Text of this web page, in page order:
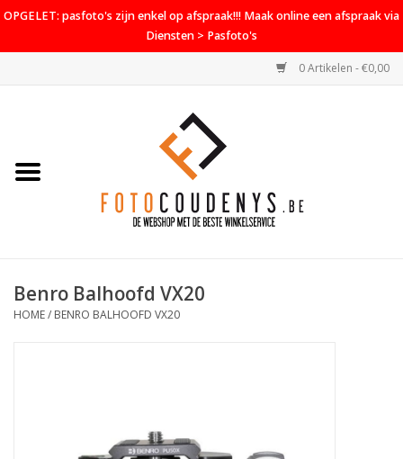
OPGELET: pasfoto's zijn enkel op afspraak!!! Maak online een afspraak via
Diensten > Pasfoto's
0 Artikelen - €0,00
Home
PROMO
Benro Balhoofd VX20
HOME/ BENRO BALHOOFD VX20